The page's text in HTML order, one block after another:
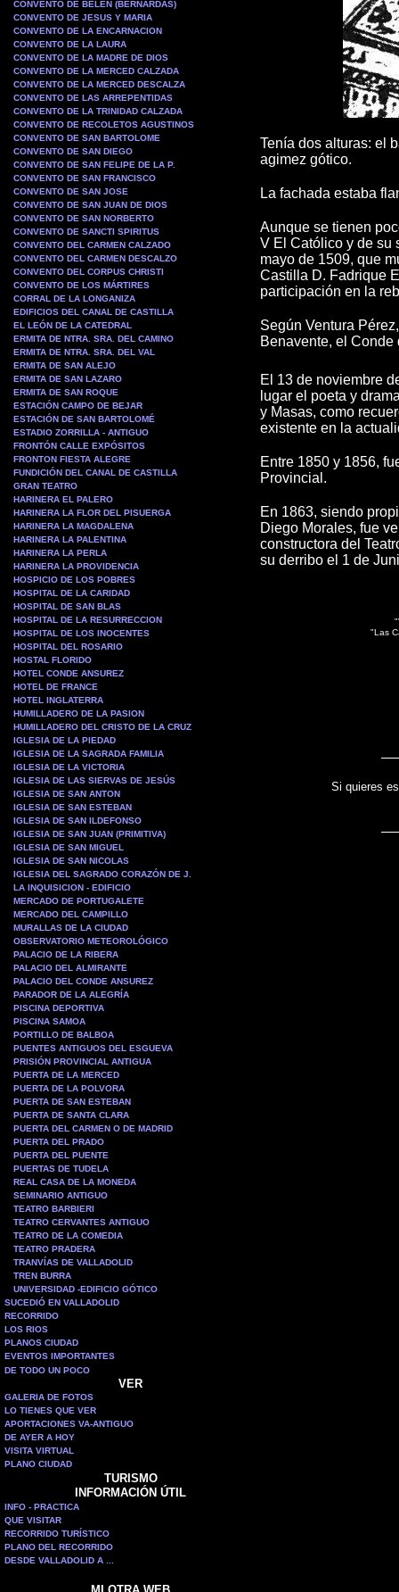
CONVENTO DE BELEN (BERNARDAS)
CONVENTO DE JESUS Y MARIA
CONVENTO DE LA ENCARNACION
CONVENTO DE LA LAURA
CONVENTO DE LA MADRE DE DIOS
CONVENTO DE LA MERCED CALZADA
CONVENTO DE LA MERCED DESCALZA
CONVENTO DE LAS ARREPENTIDAS
CONVENTO DE LA TRINIDAD CALZADA
CONVENTO DE RECOLETOS AGUSTINOS
CONVENTO DE SAN BARTOLOME
CONVENTO DE SAN DIEGO
CONVENTO DE SAN FELIPE DE LA P.
CONVENTO DE SAN FRANCISCO
CONVENTO DE SAN JOSE
CONVENTO DE SAN JUAN DE DIOS
CONVENTO DE SAN NORBERTO
CONVENTO DE SANCTI SPIRITUS
CONVENTO DEL CARMEN CALZADO
CONVENTO DEL CARMEN DESCALZO
CONVENTO DEL CORPUS CHRISTI
CONVENTO DE LOS MÁRTIRES
CORRAL DE LA LONGANIZA
EDIFICIOS DEL CANAL DE CASTILLA
EL LEÓN DE LA CATEDRAL
ERMITA DE NTRA. SRA. DEL CAMINO
ERMITA DE NTRA. SRA. DEL VAL
ERMITA DE SAN ALEJO
ERMITA DE SAN LAZARO
ERMITA DE SAN ROQUE
ESTACIÓN CAMPO DE BEJAR
ESTACIÓN DE SAN BARTOLOMÉ
ESTADIO ZORRILLA - ANTIGUO
FRONTÓN CALLE EXPÓSITOS
FRONTON FIESTA ALEGRE
FUNDICIÓN DEL CANAL DE CASTILLA
GRAN TEATRO
HARINERA EL PALERO
HARINERA LA FLOR DEL PISUERGA
HARINERA LA MAGDALENA
HARINERA LA PALENTINA
HARINERA LA PERLA
HARINERA LA PROVIDENCIA
HOSPICIO DE LOS POBRES
HOSPITAL DE LA CARIDAD
HOSPITAL DE SAN BLAS
HOSPITAL DE LA RESURRECCION
HOSPITAL DE LOS INOCENTES
HOSPITAL DEL ROSARIO
HOSTAL FLORIDO
HOTEL CONDE ANSUREZ
HOTEL DE FRANCE
HOTEL INGLATERRA
HUMILLADERO DE LA PASION
HUMILLADERO DEL CRISTO DE LA CRUZ
IGLESIA DE LA PIEDAD
IGLESIA DE LA SAGRADA FAMILIA
IGLESIA DE LA VICTORIA
IGLESIA DE LAS SIERVAS DE JESÚS
IGLESIA DE SAN ANTON
IGLESIA DE SAN ESTEBAN
IGLESIA DE SAN ILDEFONSO
IGLESIA DE SAN JUAN (PRIMITIVA)
IGLESIA DE SAN MIGUEL
IGLESIA DE SAN NICOLAS
IGLESIA DEL SAGRADO CORAZÓN DE J.
LA INQUISICION - EDIFICIO
MERCADO DE PORTUGALETE
MERCADO DEL CAMPILLO
MURALLAS DE LA CIUDAD
OBSERVATORIO METEOROLÓGICO
PALACIO DE LA RIBERA
PALACIO DEL ALMIRANTE
PALACIO DEL CONDE ANSUREZ
PARADOR DE LA ALEGRÍA
PISCINA DEPORTIVA
PISCINA SAMOA
PORTILLO DE BALBOA
PUENTES ANTIGUOS DEL ESGUEVA
PRISIÓN PROVINCIAL ANTIGUA
PUERTA DE LA MERCED
PUERTA DE LA POLVORA
PUERTA DE SAN ESTEBAN
PUERTA DE SANTA CLARA
PUERTA DEL CARMEN O DE MADRID
PUERTA DEL PRADO
PUERTA DEL PUENTE
PUERTAS DE TUDELA
REAL CASA DE LA MONEDA
SEMINARIO ANTIGUO
TEATRO BARBIERI
TEATRO CERVANTES ANTIGUO
TEATRO DE LA COMEDIA
TEATRO PRADERA
TRANVÍAS DE VALLADOLID
TREN BURRA
UNIVERSIDAD -EDIFICIO GÓTICO
SUCEDIÓ EN VALLADOLID
RECORRIDO
LOS RIOS
PLANOS CIUDAD
EVENTOS IMPORTANTES
DE TODO UN POCO
VER
GALERIA DE FOTOS
LO TIENES QUE VER
APORTACIONES VA-ANTIGUO
DE AYER A HOY
VISITA VIRTUAL
PLANO CIUDAD
TURISMO
INFORMACIÓN ÚTIL
INFO - PRACTICA
QUE VISITAR
RECORRIDO TURÍSTICO
PLANO DEL RECORRIDO
DESDE VALLADOLID A ...
Tenía dos alturas: el
agimez gótico.
La fachada estaba
Aunque se tienen
V El Católico y de su
mayo de 1509, que
Castilla D. Fadrique
participación en la
Según Ventura
Benavente, el
El 13 de noviembre
lugar el poeta y
y Masas, como
existente en la
Entre 1850 y 1856,
Provincial.
En 1863, siendo
Diego Morales, fue
constructora del
su derribo el 1 de
"Las
Si quieres